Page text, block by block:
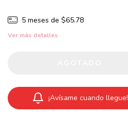
5 meses de $65.78
Ver más detalles
¡Avísame cuando llegue!